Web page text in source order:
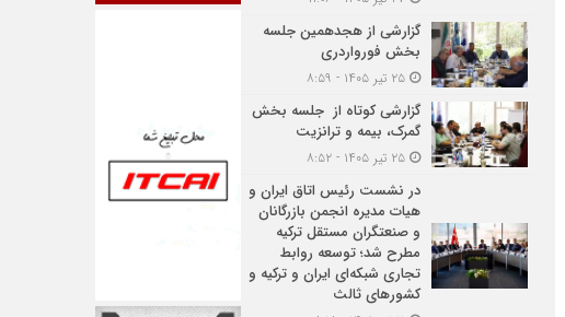
گزارشی از هجدهمین جلسه
بخش فورواردری
۲۵ تیر ۱۴۰۵ - ۸:۵۹
گزارشی کوتاه از جلسه بخش
گمرک، بیمه و ترانزیت
۲۵ تیر ۱۴۰۵ - ۸:۵۲
در نشست رئیس اتاق ایران و
هیات مدیره انجمن بازرگانان
و صنعتگران مستقل ترکیه
مطرح شد؛ توسعه روابط
تجاری شبکه‌ای ایران و ترکیه و
کشورهای ثالث